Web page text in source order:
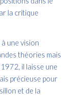
la critique
une vision
théories mais
il laisse une
précieuse pour
et de la